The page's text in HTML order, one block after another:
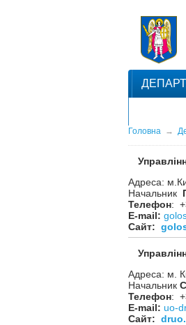
Головна→
Адреса:
Начальник
Телефон:
Е-mail:
Сайт:
Адреса: м.
Начальник
Телефон:
Е-mail: uo-
Сайт: